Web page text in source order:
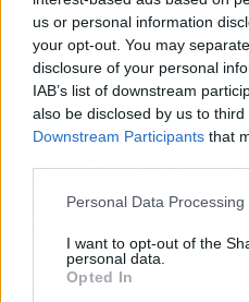
us or personal information
your opt-out. You may
disclosure of your personal
IAB’s list of downstream
also be disclosed by us to
Downstream Participants that
Personal Data
I want to opt-out of the
personal data.
Opted In
reuniones con
podrán aprovechar el
bañarse y tomar el sol
Por otro lado, el uso
es innegable, no solo
desestresarte, sino
cualquier lesión que
Asimismo, tomando en